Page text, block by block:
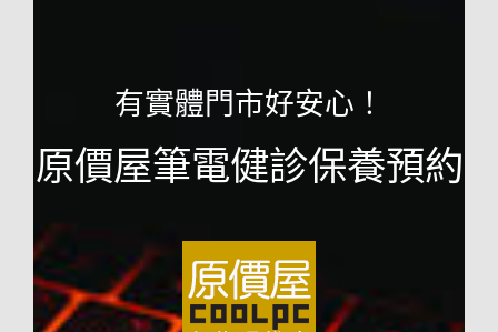
有實體門市好安心！
原價屋筆電健診保養預約